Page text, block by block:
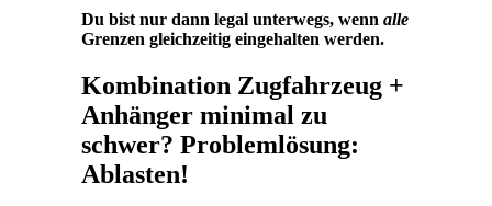
Du bist nur dann legal unterwegs, wennalle
Grenzen gleichzeitig eingehalten werden.
Kombination Zugfahrzeug +
Anhänger minimal zu
schwer? Problemlösung:
Ablasten!